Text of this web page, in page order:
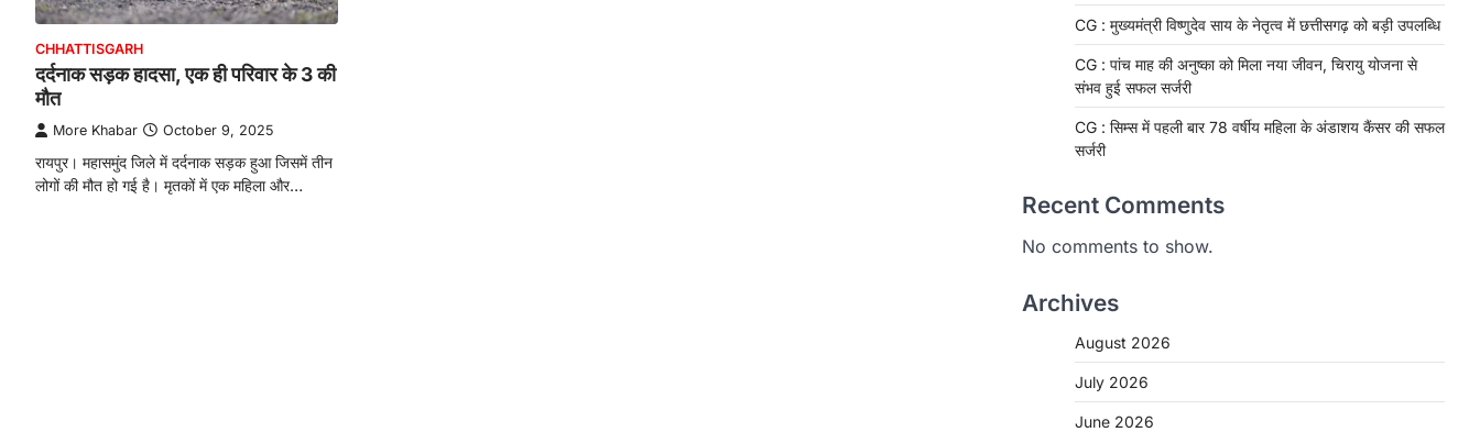
CHHATTISGARH
दर्दनाक सड़क हादसा, एक ही परिवार के 3 की
मौत
More Khabar October 9, 2025
रायपुर। महासमुंद जिले में दर्दनाक सड़क हुआ जिसमें तीन
लोगों की मौत हो गई है। मृतकों में एक महिला और…
CG : मुख्यमंत्री विष्णुदेव साय के नेतृत्व में छत्तीसगढ़ को बड़ी उपलब्धि
CG : पांच माह की अनुष्का को मिला नया जीवन, चिरायु योजना से
संभव हुई सफल सर्जरी
CG : सिम्स में पहली बार 78 वर्षीय महिला के अंडाशय कैंसर की सफल
सर्जरी
Recent Comments
No comments to show.
Archives
August 2026
July 2026
June 2026
CHHATTISGARH
निःशुल्क दी जाएगी एल्बेंडाजोल